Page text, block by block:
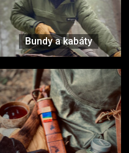
Bundy a kabáty